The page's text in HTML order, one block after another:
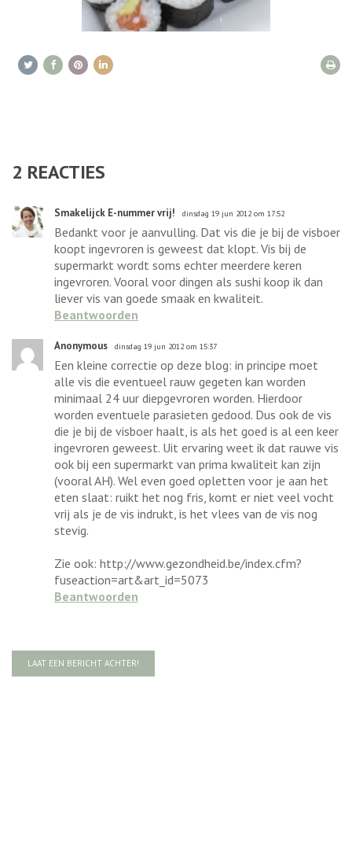
2 REACTIES
Smakelijck E-nummer vrij! dinsdag 19 jun 2012 om 17:52
Bedankt voor je aanvulling. Dat vis die je bij de visboer
koopt ingevroren is geweest dat klopt. Vis bij de
supermarkt wordt soms echter meerdere keren
ingevroren. Vooral voor dingen als sushi koop ik dan
liever vis van goede smaak en kwaliteit.
Beantwoorden
Anonymous dinsdag 19 jun 2012 om 15:37
Een kleine correctie op deze blog: in principe moet
alle vis die eventueel rauw gegeten kan worden
minimaal 24 uur diepgevroren worden. Hierdoor
worden eventuele parasieten gedood. Dus ook de vis
die je bij de visboer haalt, is als het goed is al een keer
ingevroren geweest. Uit ervaring weet ik dat rauwe vis
ook bij een supermarkt van prima kwaliteit kan zijn
(vooral AH). Wel even goed opletten voor je aan het
eten slaat: ruikt het nog fris, komt er niet veel vocht
vrij als je de vis indrukt, is het vlees van de vis nog
stevig.
Zie ook: http://www.gezondheid.be/index.cfm?
fuseaction=art&art_id=5073
Beantwoorden
LAAT EEN BERICHT ACHTER!